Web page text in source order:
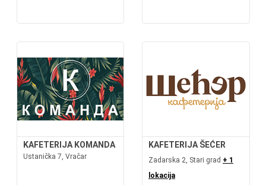
KAFETERIJA KOMANDA
Ustanička 7, Vračar
KAFETERIJA ŠEĆER
Zadarska 2, Stari grad + 1
lokacija